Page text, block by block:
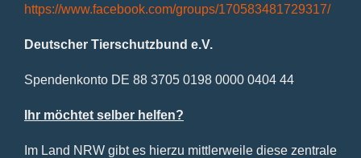
https://www.facebook.com/groups/170583481729317/
Deutscher Tierschutzbund e.V.
Spendenkonto DE 88 3705 0198 0000 0404 44
Ihr möchtet selber helfen?
Im Land NRW gibt es hierzu mittlerweile diese zentrale